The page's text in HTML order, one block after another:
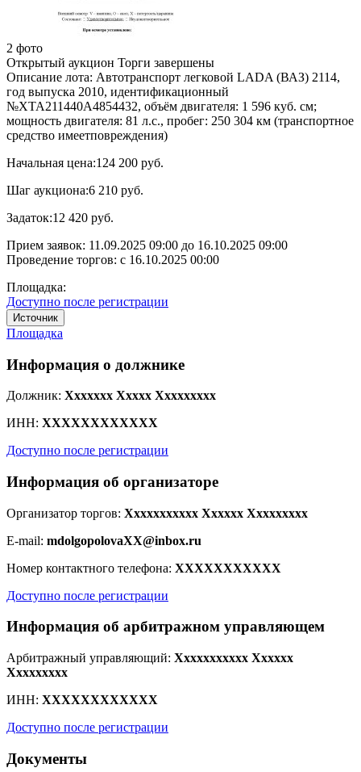
2 фото
Открытый аукцион Торги завершены
Описание лота: Автотранспорт легковой LADA (ВАЗ) 2114,
год выпуска 2010, идентификационный
№XTA211440A4854432, объём двигателя: 1 596 куб. см;
мощность двигателя: 81 л.с., пробег: 250 304 км (транспортное
средство имеетповреждения)
Начальная цена:124 200 руб.
Шаг аукциона:6 210 руб.
Задаток:12 420 руб.
Прием заявок: 11.09.2025 09:00 до 16.10.2025 09:00
Проведение торгов: с 16.10.2025 00:00
Площадка:
Доступно после регистрации
Источник
Площадка
Информация о должнике
Должник: Xxxxxxx Xxxxx Xxxxxxxxx
ИНН: XXXXXXXXXXXX
Доступно после регистрации
Информация об организаторе
Организатор торгов: Xxxxxxxxxxx Xxxxxx Xxxxxxxxx
E-mail: mdolgopolovaXX@inbox.ru
Номер контактного телефона: XXXXXXXXXXX
Доступно после регистрации
Информация об арбитражном управляющем
Арбитражный управляющий: Xxxxxxxxxxx Xxxxxx
Xxxxxxxxx
ИНН: XXXXXXXXXXXX
Доступно после регистрации
Документы